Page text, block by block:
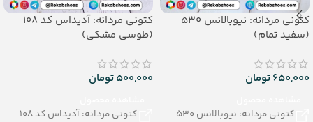
کتونی مردانه: نیوبالانس 530
(سفید تمام)
650,000تومان
کتونی مردانه: نیوبالانس 530
کتونی مردانه: آدیداس کد 108
(طوسی مشکی)
500,000تومان
کتونی مردانه: آدیداس کد 108